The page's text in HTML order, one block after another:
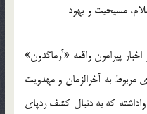
مسیحیت و یهود
پیرامون واقعه «آرماگدون»
مربوط به آخرالزمان و مهدویت
كه به دنبال كشف ردپای